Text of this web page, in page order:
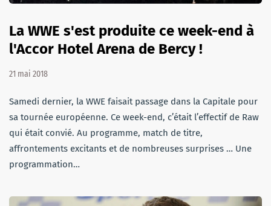
La WWE s'est produite ce week-end à
l'Accor Hotel Arena de Bercy !
21 mai 2018
Samedi dernier, la WWE faisait passage dans la Capitale pour
sa tournée européenne. Ce week-end, c’était l’effectif de Raw
qui était convié. Au programme, match de titre,
affrontements excitants et de nombreuses surprises … Une
programmation…